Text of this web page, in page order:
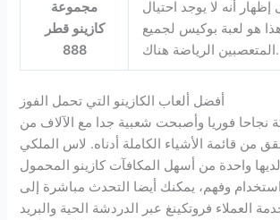
مجموعة
كازينو قطر
888
أنه لا يوجد احتيال
هو لعبة بوكيس لجميع
المتعصبين الرياضة هناك.
أفضل ألعاب الكازينو التي تحمل الفوز
نجاحا فوريا وأصبحت شعبية جدا مع الآلاف من
من قائمة الأشياء الكاملة أدناه. لاس الملكي
لديها واحدة من أسهل المكافآت كازينو المحمول
وفهم، يمكنك أيضا التحدث مباشرة إلى
العملاء فروتكينغ عبر الدردشة الحية والبريد